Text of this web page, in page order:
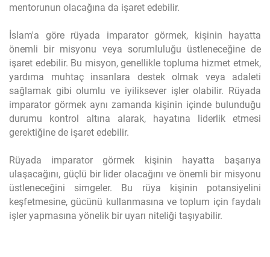
mentorunun olacağına da işaret edebilir.
İslam'a göre rüyada imparator görmek, kişinin hayatta
önemli bir misyonu veya sorumluluğu üstleneceğine de
işaret edebilir. Bu misyon, genellikle topluma hizmet etmek,
yardıma muhtaç insanlara destek olmak veya adaleti
sağlamak gibi olumlu ve iyiliksever işler olabilir. Rüyada
imparator görmek aynı zamanda kişinin içinde bulunduğu
durumu kontrol altına alarak, hayatına liderlik etmesi
gerektiğine de işaret edebilir.
Rüyada imparator görmek kişinin hayatta başarıya
ulaşacağını, güçlü bir lider olacağını ve önemli bir misyonu
üstleneceğini simgeler. Bu rüya kişinin potansiyelini
keşfetmesine, gücünü kullanmasına ve toplum için faydalı
işler yapmasına yönelik bir uyarı niteliği taşıyabilir.